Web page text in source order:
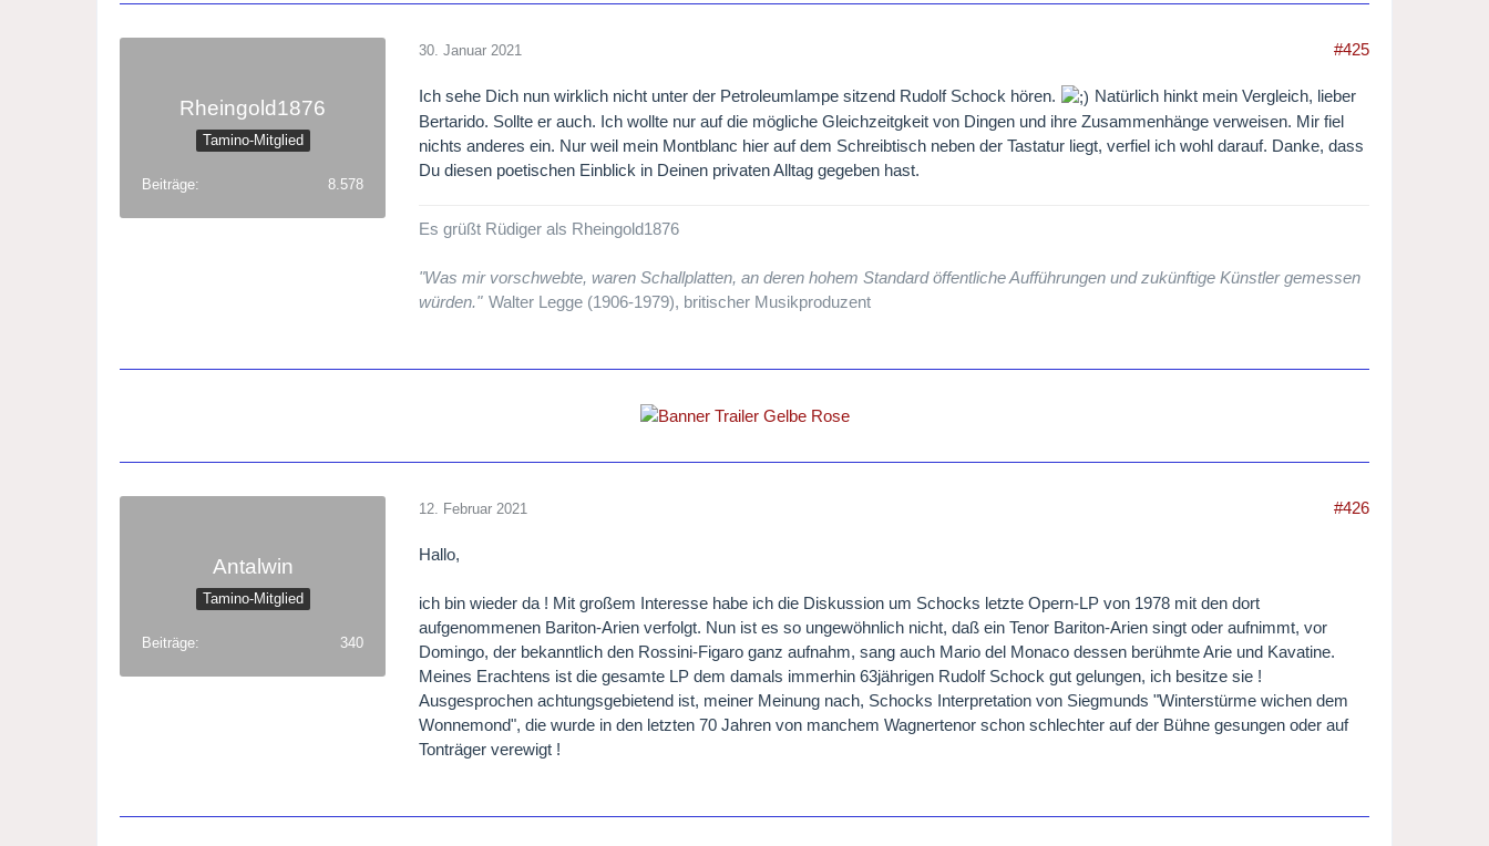
Rheingold1876
Tamino-Mitglied
Beiträge 8.578
30. Januar 2021 #425
Ich sehe Dich nun wirklich nicht unter der Petroleumlampe sitzend Rudolf Schock hören.
Natürlich hinkt mein Vergleich, lieber
Bertarido. Sollte er auch. Ich wollte nur auf die mögliche Gleichzeitgkeit von Dingen und ihre Zusammenhänge verweisen. Mir fiel
nichts anderes ein. Nur weil mein Montblanc hier auf dem Schreibtisch neben der Tastatur liegt, verfiel ich wohl darauf. Danke, dass
Du diesen poetischen Einblick in Deinen privaten Alltag gegeben hast.
Es grüßt Rüdiger als Rheingold1876
"Was mir vorschwebte, waren Schallplatten, an deren hohem Standard öffentliche Aufführungen und zukünftige Künstler gemessen
würden." Walter Legge (1906-1979), britischer Musikproduzent
Antalwin
Tamino-Mitglied
Beiträge 340
12. Februar 2021 #426
Hallo,
ich bin wieder da ! Mit großem Interesse habe ich die Diskussion um Schocks letzte Opern-LP von 1978 mit den dort
aufgenommenen Bariton-Arien verfolgt. Nun ist es so ungewöhnlich nicht, daß ein Tenor Bariton-Arien singt oder aufnimmt, vor
Domingo, der bekanntlich den Rossini-Figaro ganz aufnahm, sang auch Mario del Monaco dessen berühmte Arie und Kavatine.
Meines Erachtens ist die gesamte LP dem damals immerhin 63jährigen Rudolf Schock gut gelungen, ich besitze sie !
Ausgesprochen achtungsgebietend ist, meiner Meinung nach, Schocks Interpretation von Siegmunds "Winterstürme wichen dem
Wonnemond", die wurde in den letzten 70 Jahren von manchem Wagnertenor schon schlechter auf der Bühne gesungen oder auf
Tonträger verewigt !